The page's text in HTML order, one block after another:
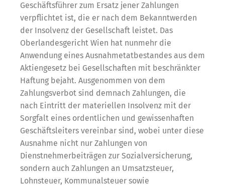
Geschäftsführer zum Ersatz jener Zahlungen
verpflichtet ist, die er nach dem Bekanntwerden
der Insolvenz der Gesellschaft leistet. Das
Oberlandesgericht Wien hat nunmehr die
Anwendung eines Ausnahmetatbestandes aus dem
Aktiengesetz bei Gesellschaften mit beschränkter
Haftung bejaht. Ausgenommen von dem
Zahlungsverbot sind demnach Zahlungen, die
nach Eintritt der materiellen Insolvenz mit der
Sorgfalt eines ordentlichen und gewissenhaften
Geschäftsleiters vereinbar sind, wobei unter diese
Ausnahme nicht nur Zahlungen von
Dienstnehmerbeiträgen zur Sozialversicherung,
sondern auch Zahlungen an Umsatzsteuer,
Lohnsteuer, Kommunalsteuer sowie